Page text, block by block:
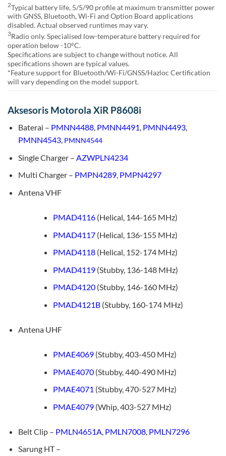
2Typical battery life, 5/5/90 profile at maximum transmitter power
with GNSS, Bluetooth, Wi-Fi and Option Board applications
disabled. Actual observed runtimes may vary.
3Radio only. Specialised low-temperature battery required for
operation below -10°C.
Specifications are subject to change without notice. All
specifications shown are typical values.
*Feature support for Bluetooth/Wi-Fi/GNSS/Hazloc Certification
will vary depending on the model support.
Aksesoris Motorola XiR P8608i
Baterai – PMNN4488, PMNN4491, PMNN4493,
PMNN4543, PMNN4544
Single Charger – AZWPLN4234
Multi Charger – PMPN4289, PMPN4297
Antena VHF
PMAD4116(Helical, 144-165 MHz)
PMAD4117(Helical, 136-155 MHz)
PMAD4118(Helical, 152-174 MHz)
PMAD4119(Stubby, 136-148 MHz)
PMAD4120(Stubby, 146-160 MHz)
PMAD4121B(Stubby, 160-174 MHz)
Antena UHF
PMAE4069(Stubby, 403-450 MHz)
PMAE4070(Stubby, 440-490 MHz)
PMAE4071 (Stubby, 470-527 MHz)
PMAE4079(Whip, 403-527 MHz)
Belt Clip – PMLN4651A PMLN7008, PMLN7296
Sarung HT –